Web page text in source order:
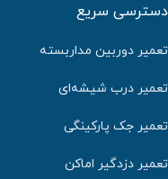
دسترسی سریع
تعمیر دوربین مداربسته
تعمیر درب شیشه‌ای
تعمیر جک پارکینگی
تعمیر دزدگیر اماکن